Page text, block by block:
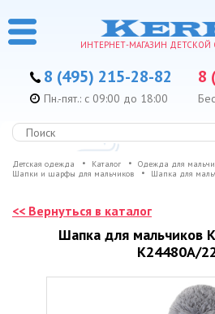
ИНТЕРНЕТ-МАГАЗИН ДЕТСКОЙ
8 (495) 215-28-82 8
Пн.-пят.: с 09:00 до 18:00
Детская одежда Каталог
Одежда для
Шапки и шарфы для мальчиков
Шапка для
<< Вернуться в каталог
Шапка для мальчиков
K24480A/